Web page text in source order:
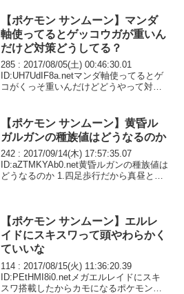
だけど
【ポケモン サンムーン】マンダ
軸使ってるとゲッコウガが重いん
だけど対策どうしてる？
285 : 2017/08/05(土) 00:46:30.01
ID:UH7UdIF8a.netマンダ軸使ってるとゲ
コがくっそ重いんだけどどうやって対策
【ポケモン サンムーン】黄昏ル
ガルガンの種族値はどうなるのか
242 : 2017/09/14(木) 17:57:35.07
ID:aZTMKYAb0.net黄昏ルガンの種族値は
どうなるのか 1.四足歩行だから真昼と同
【ポケモン サンムーン】エルレ
イドにスキスワって頭やわらかく
ていいな
114 : 2017/08/15(火) 11:36:20.39
ID:PEtHMI8i0.netメガエルレイドにスキ
スワ搭載したからカモになるポケモン来